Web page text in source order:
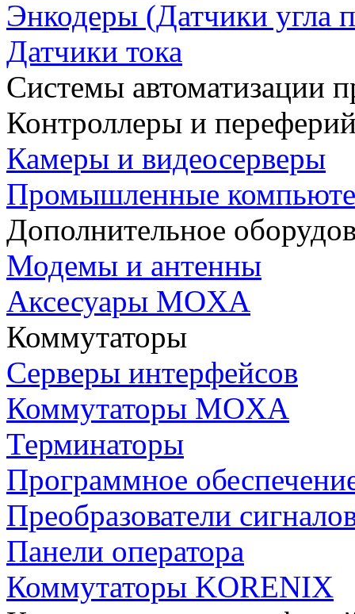
Энкодеры (Датчики угла
Датчики тока
Системы автоматизации
Контроллеры и
Камеры и видеосерверы
Промышленные
Дополнительное
Модемы и антенны
Аксесуары MOXA
Коммутаторы
Серверы интерфейсов
Коммутаторы MOXA
Терминаторы
Программное
Преобразователи
Панели оператора
Коммутаторы KORENIX